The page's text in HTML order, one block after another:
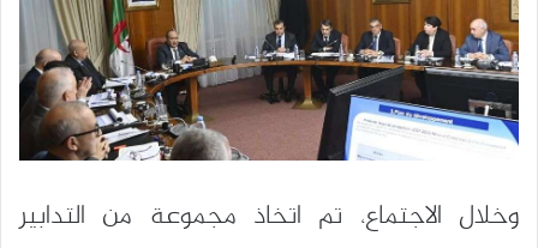
وخلال الاجتماع، تم اتخاذ مجموعة من التدابير